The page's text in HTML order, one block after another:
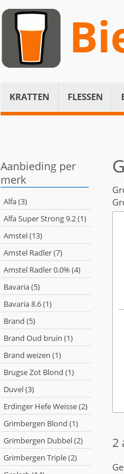
KRATTEN FLESSEN
Aanbieding per
merk
Alfa (3)
Alfa Super Strong 9.2 (1)
Amstel (13)
Amstel Radler (7)
Amstel Radler 0.0% (4)
Bavaria (5)
Bavaria 8.6 (1)
Brand (5)
Brand Oud bruin (1)
Brand weizen (1)
Brugse Zot Blond (1)
Duvel (3)
Erdinger Hefe Weisse (2)
Grimbergen Blond (1)
Grimbergen Dubbel (2)
Grimbergen Triple (2)
2